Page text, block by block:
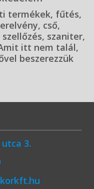
termékek, fűtés,
cső,
szaniter,
itt nem talál,
beszerezzük
3.